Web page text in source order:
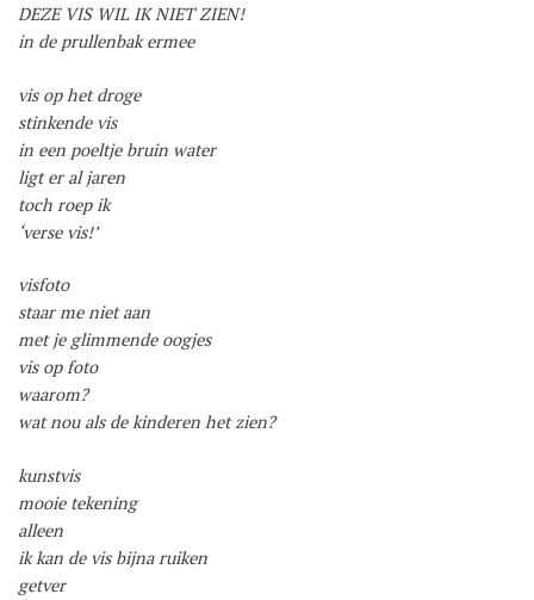
DEZE VIS WIL IK NIET ZIEN!
in de prullenbak ermee
vis op het droge
stinkende vis
in een poeltje bruin water
ligt er al jaren
toch roep ik
‘verse vis!’
visfoto
staar me niet aan
met je glimmende oogjes
vis op foto
waarom?
wat nou als de kinderen het zien?
kunstvis
mooie tekening
alleen
ik kan de vis bijna ruiken
getver